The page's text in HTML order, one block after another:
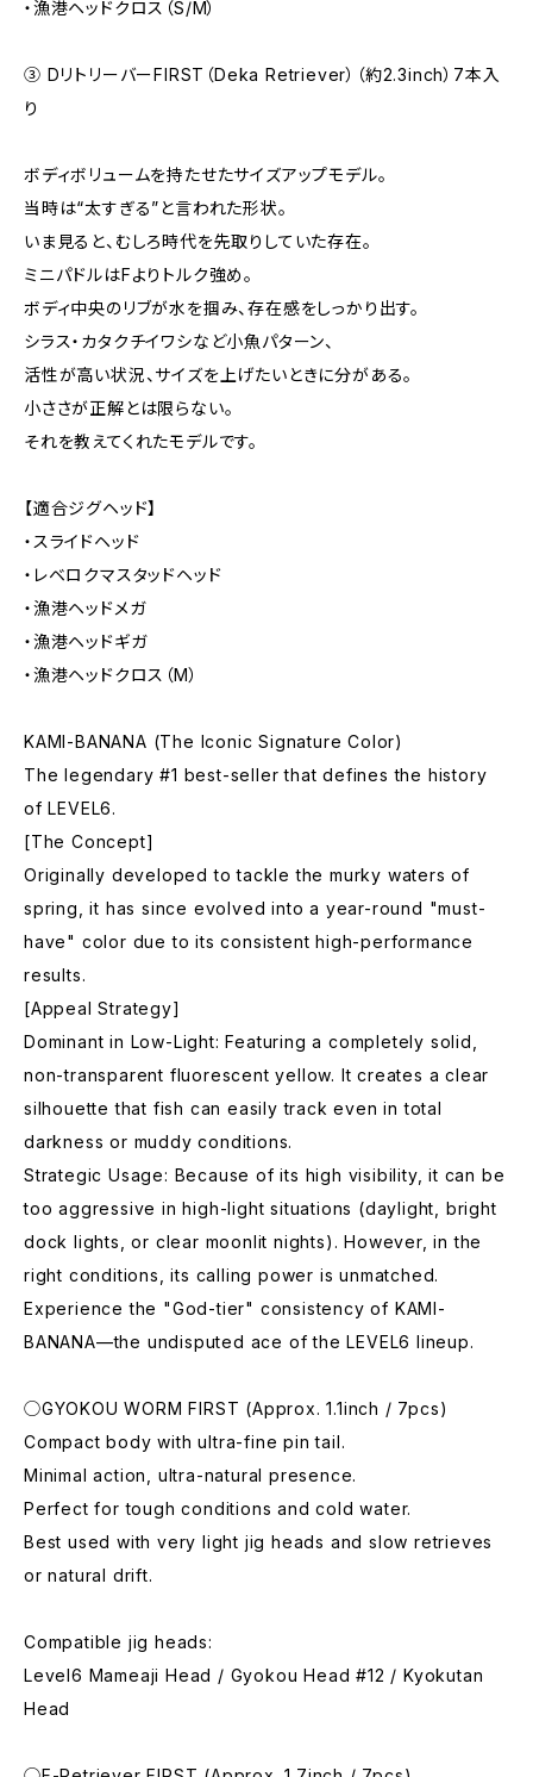
・漁港ヘッドクロス（S/M）
③ DリトリーバーFIRST（Deka Retriever）（約2.3inch）7本入
り
ボディボリュームを持たせたサイズアップモデル。
当時は“太すぎる”と言われた形状。
いま見ると、むしろ時代を先取りしていた存在。
ミニパドルはFよりトルク強め。
ボディ中央のリブが水を掴み、存在感をしっかり出す。
シラス・カタクチイワシなど小魚パターン、
活性が高い状況、サイズを上げたいときに分がある。
小ささが正解とは限らない。
それを教えてくれたモデルです。
【適合ジグヘッド】
・スライドヘッド
・レベロクマスタッドヘッド
・漁港ヘッドメガ
・漁港ヘッドギガ
・漁港ヘッドクロス（M）
​KAMI-BANANA (The Iconic Signature Color)
​The legendary #1 best-seller that defines the history
of LEVEL6.
​[The Concept]
Originally developed to tackle the murky waters of
spring, it has since evolved into a year-round "must-
have" color due to its consistent high-performance
results.
​[Appeal Strategy]
​Dominant in Low-Light: Featuring a completely solid,
non-transparent fluorescent yellow. It creates a clear
silhouette that fish can easily track even in total
darkness or muddy conditions.
​Strategic Usage: Because of its high visibility, it can be
too aggressive in high-light situations (daylight, bright
dock lights, or clear moonlit nights). However, in the
right conditions, its calling power is unmatched.
​Experience the "God-tier" consistency of KAMI-
BANANA—the undisputed ace of the LEVEL6 lineup.
◯GYOKOU WORM FIRST (Approx. 1.1inch / 7pcs)
Compact body with ultra-fine pin tail.
Minimal action, ultra-natural presence.
Perfect for tough conditions and cold water.
Best used with very light jig heads and slow retrieves
or natural drift.
Compatible jig heads:
Level6 Mameaji Head / Gyokou Head #12 / Kyokutan
Head